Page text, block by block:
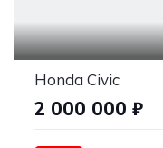
Honda Civic
2 000 000 ₽